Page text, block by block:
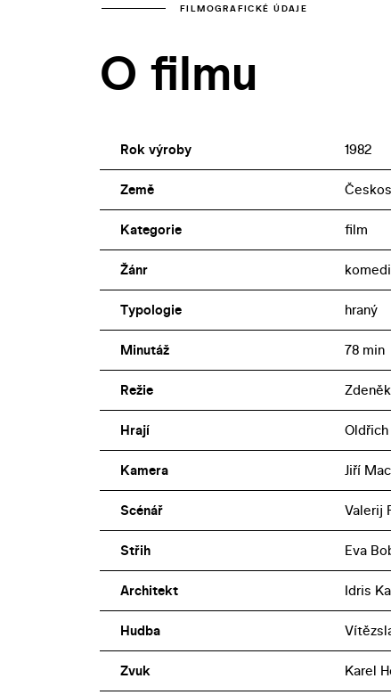
FILMOGRAFICKÉ ÚDAJE
O filmu
Rok výroby 1982
Země
Kategorie film
Žánr
Typologie hraný
Minutáž 78 min
Režie
Hrají
Kamera Jiří
Scénář Valerij
Střih Eva
Architekt Idris
Hudba
Zvuk Karel